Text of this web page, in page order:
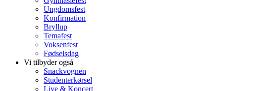
Ungdomsfest
Konfirmation
Bryllup
Temafest
Voksenfest
Fødselsdag
Vi tilbyder også
Snackvognen
Studenterkørsel
Live & Koncert